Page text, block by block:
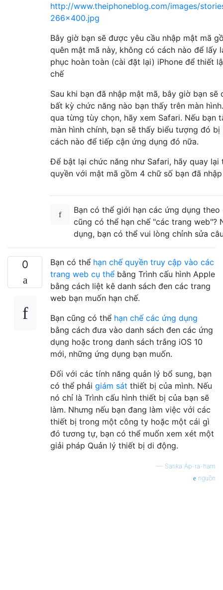
http://www.theiphoneblog.com/images/
266x400.jpg
Bây giờ bạn sẽ được yêu cầu nhập mật mã
quên mật mã này, không có cách nào để lấy
phục hoàn toàn (cài đặt lại) iPhone để thiết
chế
Sau khi bạn đã nhập mật mã, bây giờ bạn sẽ
bất kỳ chức năng nào bạn thấy trên màn
qua từng tùy chọn, hãy xem Safari. Nếu bạn
màn hình chính, bạn sẽ thấy biểu tượng đó
cách nào để tiếp cận ứng dụng đó nữa.
Để bật lại chức năng như Safari, hãy quay lại
quyền với mật mã gồm 4 chữ số bạn đã
Bạn có thể giới hạn các ứng dụng
cũng có thể hạn chế "các trang web"?
dụng, bạn có thể vui lòng chỉnh sửa
0 Bạn có thể hạn chế quyền truy cập vào các
trang web cụ thể bằng Trình cấu hình Apple
bằng cách liệt kê danh sách đen các trang
web bạn muốn hạn chế.
Bạn cũng có thể hạn chế các ứng dụng
bằng cách đưa vào danh sách đen các ứng
dụng hoặc trong danh sách trắng iOS 10
mới, những ứng dụng bạn muốn.
Đối với các tính năng quản lý bổ sung, bạn
có thể phải giám sát thiết bị của mình. Nếu
nó chỉ là Trình cấu hình thiết bị của bạn sẽ
làm. Nhưng nếu bạn đang làm việc với các
thiết bị trong một công ty hoặc một cái gì
đó tương tự, bạn có thể muốn xem xét một
giải pháp Quản lý thiết bị di động.
— Sarika Áp-ra-ham
nguồn